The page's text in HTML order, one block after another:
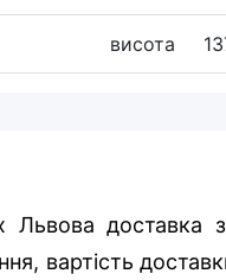
висота
доставка
вартість